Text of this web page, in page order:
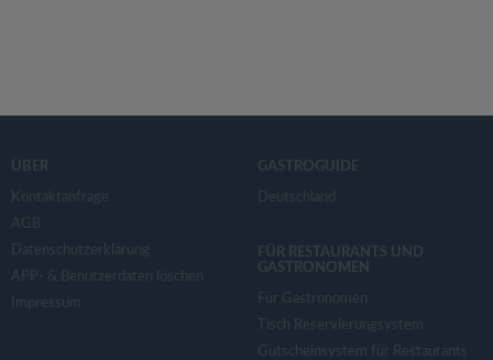
ÜBER
Kontaktanfrage
AGB
Datenschutzerklärung
APP- & Benutzerdaten löschen
Impressum
GASTROGUIDE
Deutschland
FÜR RESTAURANTS UND
GASTRONOMEN
Für Gastronomen
Tisch Reservierungsystem
Gutscheinsystem für Restaurants